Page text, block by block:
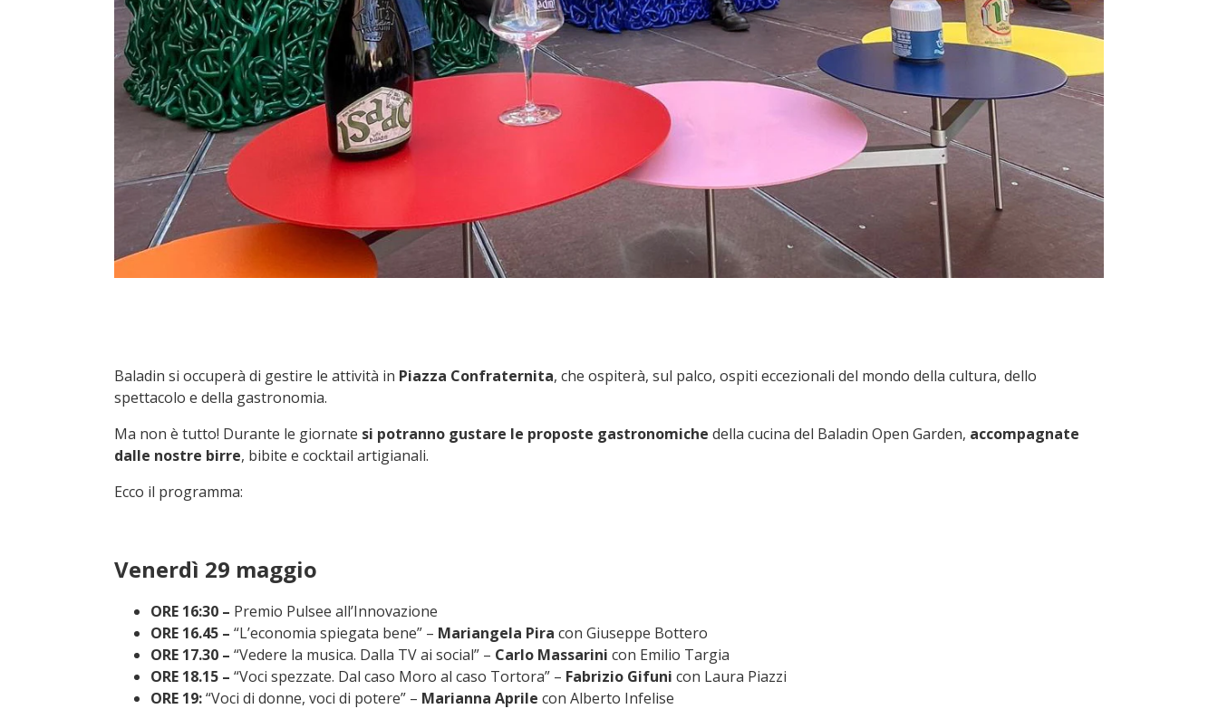
Baladin si occuperà di gestire le attività in Piazza Confraternita, che ospiterà, sul palco, ospiti eccezionali del mondo della cultura, dello
spettacolo e della gastronomia.
Ma non è tutto! Durante le giornate si potranno gustare le proposte gastronomiche della cucina del Baladin Open Garden, accompagnate
dalle nostre birre, bibite e cocktail artigianali.
Ecco il programma:
Venerdì 29 maggio
ORE 16:30 – Premio Pulsee all’Innovazione
ORE 16.45 – “L’economia spiegata bene” – Mariangela Pira con Giuseppe Bottero
ORE 17.30 – “Vedere la musica. Dalla TV ai social” – Carlo Massarini con Emilio Targia
ORE 18.15 – “Voci spezzate. Dal caso Moro al caso Tortora” – Fabrizio Gifuni con Laura Piazzi
ORE 19:“Voci di donne, voci di potere” – Marianna Aprile con Alberto Infelise